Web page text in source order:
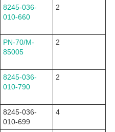
8245-036-
010-660
2
PN-70/M-
85005
2
8245-036-
010-790
2
8245-036-
010-699
4